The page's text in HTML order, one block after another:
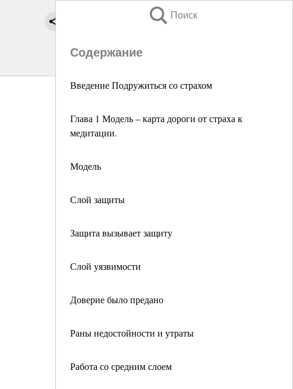
Поиск
Содержание
Введение Подружиться со страхом
Глава 1 Модель – карта дороги от страха к
медитации.
Модель
Слой защиты
Защита вызывает защиту
Слой уязвимости
Доверие было предано
Раны недостойности и утраты
Работа со средним слоем